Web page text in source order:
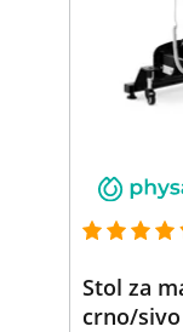
Stol za
crno/sivo